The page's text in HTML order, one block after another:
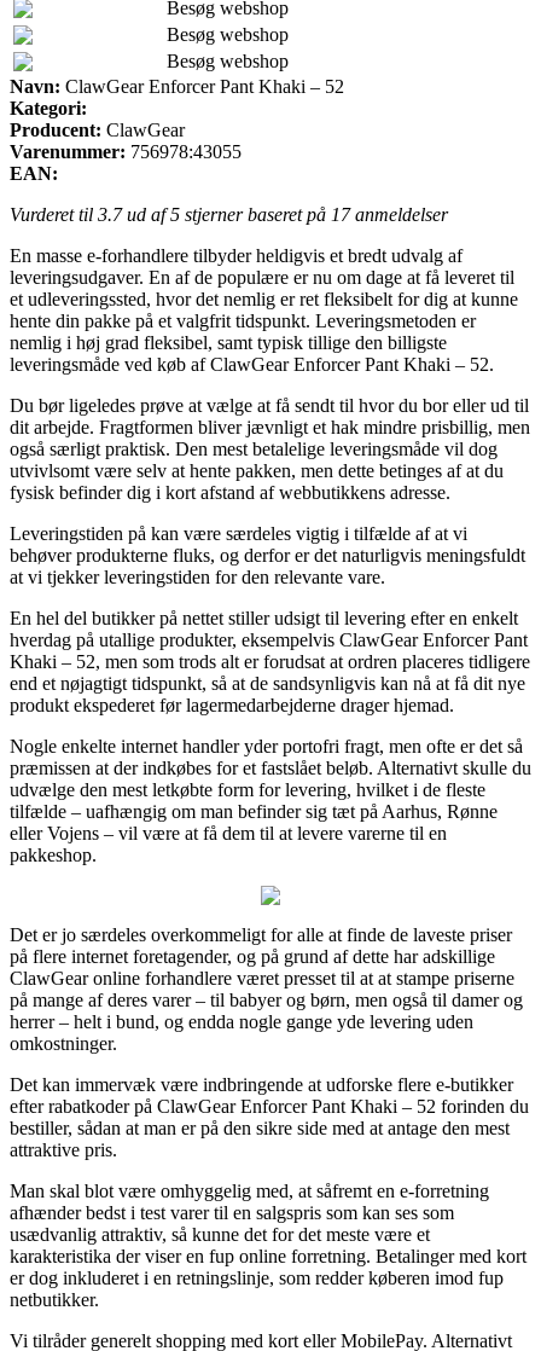
Besøg webshop
Besøg webshop
Besøg webshop
Navn: ClawGear Enforcer Pant Khaki – 52
Kategori:
Producent: ClawGear
Varenummer: 756978:43055
EAN:
Vurderet til 3.7ud af 5 stjerner baseret på 17anmeldelser
En masse e-forhandlere tilbyder heldigvis et bredt udvalg af
leveringsudgaver. En af de populære er nu om dage at få leveret til
et udleveringssted, hvor det nemlig er ret fleksibelt for dig at kunne
hente din pakke på et valgfrit tidspunkt. Leveringsmetoden er
nemlig i høj grad fleksibel, samt typisk tillige den billigste
leveringsmåde ved køb af ClawGear Enforcer Pant Khaki – 52.
Du bør ligeledes prøve at vælge at få sendt til hvor du bor eller ud til
dit arbejde. Fragtformen bliver jævnligt et hak mindre prisbillig, men
også særligt praktisk. Den mest betalelige leveringsmåde vil dog
utvivlsomt være selv at hente pakken, men dette betinges af at du
fysisk befinder dig i kort afstand af webbutikkens adresse.
Leveringstiden på kan være særdeles vigtig i tilfælde af at vi
behøver produkterne fluks, og derfor er det naturligvis meningsfuldt
at vi tjekker leveringstiden for den relevante vare.
En hel del butikker på nettet stiller udsigt til levering efter en enkelt
hverdag på utallige produkter, eksempelvis ClawGear Enforcer Pant
Khaki – 52, men som trods alt er forudsat at ordren placeres tidligere
end et nøjagtigt tidspunkt, så at de sandsynligvis kan nå at få dit nye
produkt ekspederet før lagermedarbejderne drager hjemad.
Nogle enkelte internet handler yder portofri fragt, men ofte er det så
præmissen at der indkøbes for et fastslået beløb. Alternativt skulle du
udvælge den mest letkøbte form for levering, hvilket i de fleste
tilfælde – uafhængig om man befinder sig tæt på Aarhus, Rønne
eller Vojens – vil være at få dem til at levere varerne til en
pakkeshop.
Det er jo særdeles overkommeligt for alle at finde de laveste priser
på flere internet foretagender, og på grund af dette har adskillige
ClawGear online forhandlere været presset til at at stampe priserne
på mange af deres varer – til babyer og børn, men også til damer og
herrer – helt i bund, og endda nogle gange yde levering uden
omkostninger.
Det kan immervæk være indbringende at udforske flere e-butikker
efter rabatkoder på ClawGear Enforcer Pant Khaki – 52 forinden du
bestiller, sådan at man er på den sikre side med at antage den mest
attraktive pris.
Man skal blot være omhyggelig med, at såfremt en e-forretning
afhænder bedst i test varer til en salgspris som kan ses som
usædvanlig attraktiv, så kunne det for det meste være et
karakteristika der viser en fup online forretning. Betalinger med kort
er dog inkluderet i en retningslinje, som redder køberen imod fup
netbutikker.
Vi tilråder generelt shopping med kort eller MobilePay. Alternativt